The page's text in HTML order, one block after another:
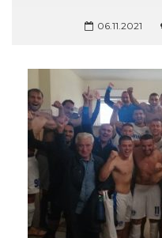
06.11.2021